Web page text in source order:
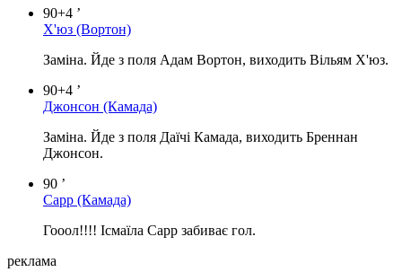
90+4 ’
Х'юз (Вортон)
Заміна. Йде з поля Адам Вортон, виходить Вільям Х'юз.
90+4 ’
Джонсон (Камада)
Заміна. Йде з поля Даїчі Камада, виходить Бреннан
Джонсон.
90 ’
Сарр (Камада)
Гооол!!!! Ісмаїла Сарр забиває гол.
реклама